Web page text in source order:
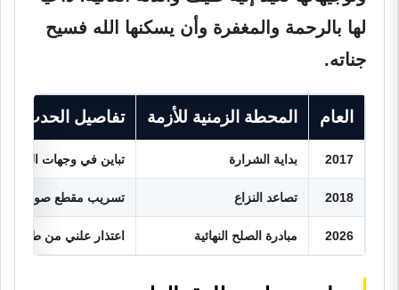
لها بالرحمة والمغفرة وأن يسكنها الله فسيح
جناته.
العام المحطة الزمنية للأزمة تفاصيل الحدث
2017 بداية الشرارة تباين في وجهات النظر
2018 تصاعد النزاع تسريب مقطع صوتي نُسب
2026 مبادرة الصلح النهائية اعتذار علني من طارق